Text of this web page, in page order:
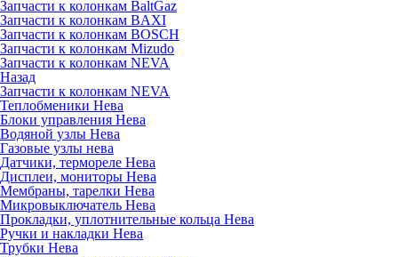
Запчасти к колонкам BaltGaz
Запчасти к колонкам BAXI
Запчасти к колонкам BOSCH
Запчасти к колонкам Mizudo
Запчасти к колонкам NEVA
Назад
Запчасти к колонкам NEVA
Теплобменики Нева
Блоки управления Нева
Водяной узлы Нева
Газовые узлы нева
Датчики, термореле Нева
Дисплеи, мониторы Нева
Мембраны, тарелки Нева
Микровыключатель Нева
Прокладки, уплотнительные кольца Нева
Ручки и накладки Нева
Трубки Нева